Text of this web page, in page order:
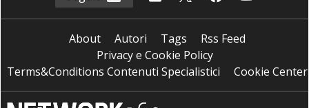
About Autori Tags
Rss Feed
Privacy e Cookie Policy
Terms&Conditions Contenuti Specialistici
Cookie Center